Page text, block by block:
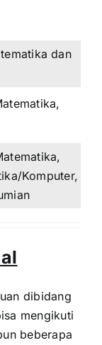
dan
Komputer,
dibidang
mengikuti
beberapa